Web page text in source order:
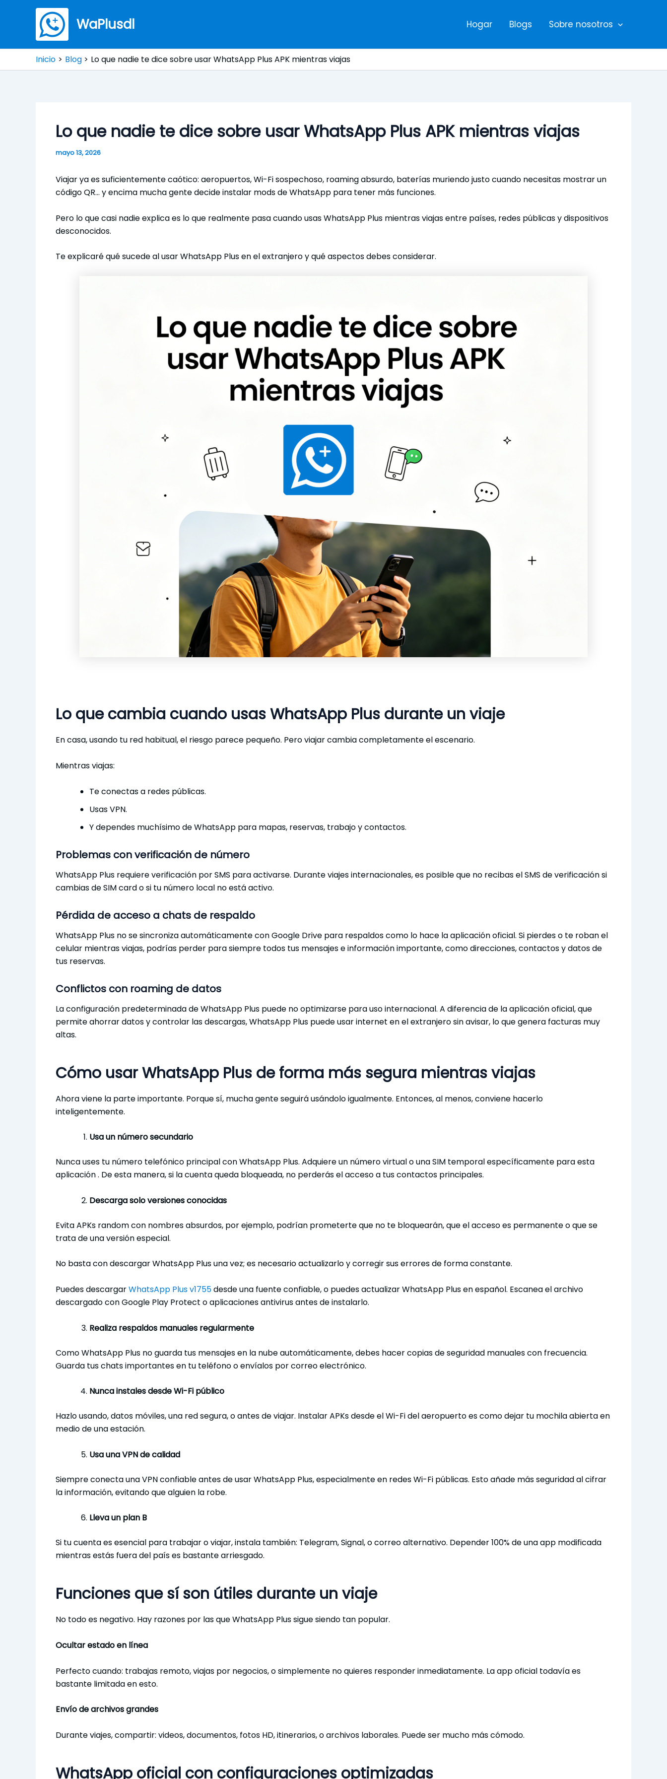
WaPlusdl Hogar Blogs Sobre nosotros
Inicio Blog Lo que nadie te dice sobre usar WhatsApp Plus APK mientras viajas
Lo que nadie te dice sobre usar WhatsApp Plus APK mientras viajas
mayo 13, 2026
Viajar ya es suficientemente caótico: aeropuertos, Wi-Fi sospechoso, roaming absurdo, baterías muriendo justo cuando necesitas mostrar un
código QR… y encima mucha gente decide instalar mods de WhatsApp para tener más funciones.
Pero lo que casi nadie explica es lo que realmente pasa cuando usas WhatsApp Plus mientras viajas entre países, redes públicas y dispositivos
desconocidos.
Te explicaré qué sucede al usar WhatsApp Plus en el extranjero y qué aspectos debes considerar.
Lo que cambia cuando usas WhatsApp Plus durante un viaje
En casa, usando tu red habitual, el riesgo parece pequeño. Pero viajar cambia completamente el escenario.
Mientras viajas:
Te conectas a redes públicas.
Usas VPN.
Y dependes muchísimo de WhatsApp para mapas, reservas, trabajo y contactos.
Problemas con verificación de número
WhatsApp Plus requiere verificación por SMS para activarse. Durante viajes internacionales, es posible que no recibas el SMS de verificación si
cambias de SIM card o si tu número local no está activo.
Pérdida de acceso a chats de respaldo
WhatsApp Plus no se sincroniza automáticamente con Google Drive para respaldos como lo hace la aplicación oficial. Si pierdes o te roban el
celular mientras viajas, podrías perder para siempre todos tus mensajes e información importante, como direcciones, contactos y datos de
tus reservas.
Conflictos con roaming de datos
La configuración predeterminada de WhatsApp Plus puede no optimizarse para uso internacional. A diferencia de la aplicación oficial, que
permite ahorrar datos y controlar las descargas, WhatsApp Plus puede usar internet en el extranjero sin avisar, lo que genera facturas muy
altas.
Cómo usar WhatsApp Plus de forma más segura mientras viajas
Ahora viene la parte importante. Porque sí, mucha gente seguirá usándolo igualmente. Entonces, al menos, conviene hacerlo
inteligentemente.
Usa un número secundario
Nunca uses tu número telefónico principal con WhatsApp Plus. Adquiere un número virtual o una SIM temporal específicamente para esta
aplicación . De esta manera, si la cuenta queda bloqueada, no perderás el acceso a tus contactos principales.
Descarga solo versiones conocidas
Evita APKs random con nombres absurdos, por ejemplo, podrían prometerte que no te bloquearán, que el acceso es permanente o que se
trata de una versión especial.
No basta con descargar WhatsApp Plus una vez; es necesario actualizarlo y corregir sus errores de forma constante.
Puedes descargarWhatsApp Plus v1755desde una fuente confiable, o puedes actualizar WhatsApp Plus en español. Escanea el archivo
descargado con Google Play Protect o aplicaciones antivirus antes de instalarlo.
Realiza respaldos manuales regularmente
Como WhatsApp Plus no guarda tus mensajes en la nube automáticamente, debes hacer copias de seguridad manuales con frecuencia.
Guarda tus chats importantes en tu teléfono o envíalos por correo electrónico.
Nunca instales desde Wi-Fi público
Hazlo usando, datos móviles, una red segura, o antes de viajar. Instalar APKs desde el Wi-Fi del aeropuerto es como dejar tu mochila abierta en
medio de una estación.
Usa una VPN de calidad
Siempre conecta una VPN confiable antes de usar WhatsApp Plus, especialmente en redes Wi-Fi públicas. Esto añade más seguridad al cifrar
la información, evitando que alguien la robe.
Lleva un plan B
Si tu cuenta es esencial para trabajar o viajar, instala también: Telegram, Signal, o correo alternativo. Depender 100% de una app modificada
mientras estás fuera del país es bastante arriesgado.
Funciones que sí son útiles durante un viaje
No todo es negativo. Hay razones por las que WhatsApp Plus sigue siendo tan popular.
Ocultar estado en línea
Perfecto cuando: trabajas remoto, viajas por negocios, o simplemente no quieres responder inmediatamente. La app oficial todavía es
bastante limitada en esto.
Envío de archivos grandes
Durante viajes, compartir: videos, documentos, fotos HD, itinerarios, o archivos laborales. Puede ser mucho más cómodo.
WhatsApp oficial con configuraciones optimizadas